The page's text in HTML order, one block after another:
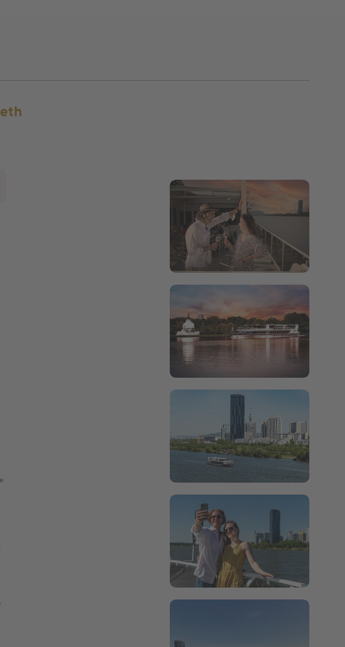
Bildergalerie öffnen
Bildergalerie öffnen
Bildergalerie öffnen
Bildergalerie öffnen